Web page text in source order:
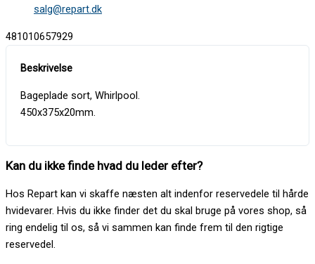
salg@repart.dk
481010657929
Bageplade sort, Whirlpool.
450x375x20mm.
Kan du ikke finde hvad du leder efter?
Hos Repart kan vi skaffe næsten alt indenfor reservedele til hårde
hvidevarer. Hvis du ikke finder det du skal bruge på vores shop, så
ring endelig til os, så vi sammen kan finde frem til den rigtige
reservedel.